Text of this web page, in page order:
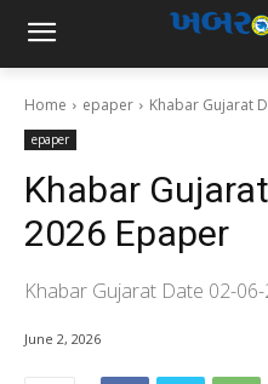
Home epaper Khabar Gujarat
epaper
Khabar
2026 Epaper
Khabar Gujarat Date 02-
June 2, 2026